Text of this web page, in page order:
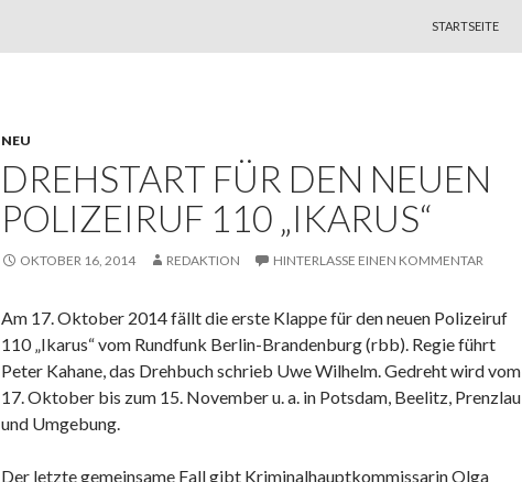
STARTSEITE
NEU
DREHSTART FÜR DEN NEUEN
POLIZEIRUF 110 „IKARUS“
OKTOBER 16, 2014 REDAKTION HINTERLASSE EINEN KOMMENTAR
Am 17. Oktober 2014 fällt die erste Klappe für den neuen Polizeiruf
110 „Ikarus“ vom Rundfunk Berlin-Brandenburg (rbb). Regie führt
Peter Kahane, das Drehbuch schrieb Uwe Wilhelm. Gedreht wird vom
17. Oktober bis zum 15. November u. a. in Potsdam, Beelitz, Prenzlau
und Umgebung.
Der letzte gemeinsame Fall gibt Kriminalhauptkommissarin Olga